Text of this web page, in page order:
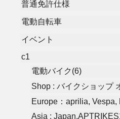
普通免許仕様
電動自転車
イベント
c1
電動バイク(6)
Shop : バイクショップ
Europe：aprilia, Vespa,
Asia :